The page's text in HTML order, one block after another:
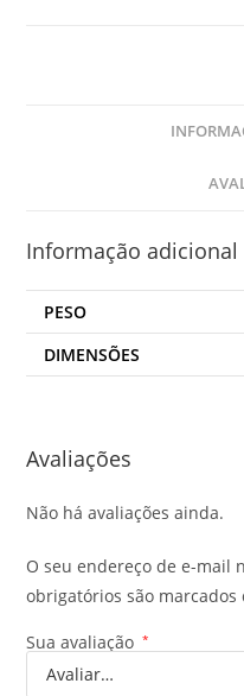
Informação adicional
PESO
DIMENSÕES
Avaliações
Não há avaliações ainda.
O seu endereço de e-mail
obrigatórios são marcados
Sua avaliação *